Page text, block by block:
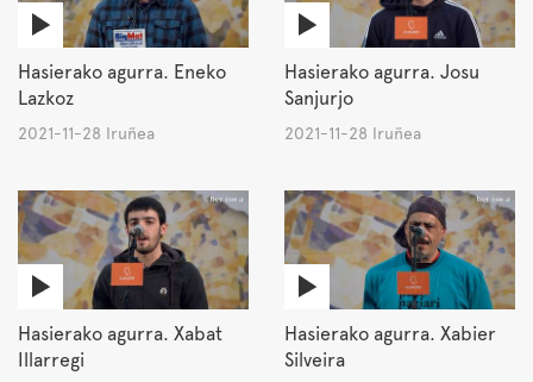
Hasierako agurra. Eneko
Lazkoz
2021-11-28 Iruñea
Hasierako agurra. Josu
Sanjurjo
2021-11-28 Iruñea
Hasierako agurra. Xabat
Illarregi
Hasierako agurra. Xabier
Silveira